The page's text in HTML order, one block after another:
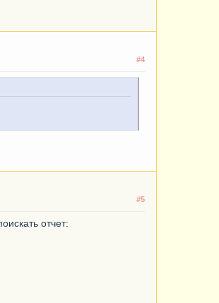
#4
#5
отчет: